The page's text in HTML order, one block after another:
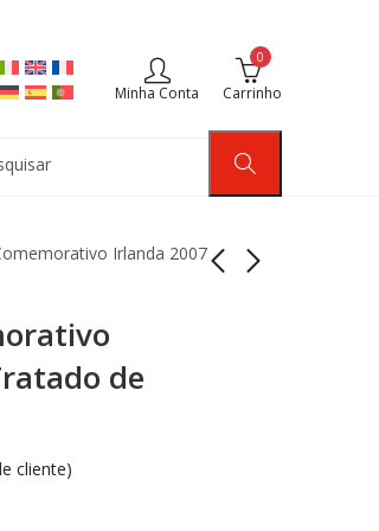
Minha Conta
0
Carrinho
Irlanda 2007
de
2 Euro Comemorativo
Bélgica 2007 Tratado
de Roma Bnc
2 Euro Comemorativo
Grécia 2007 Tratado
de Roma Bnc
cliente)